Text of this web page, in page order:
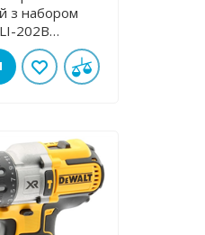
з набором
202B